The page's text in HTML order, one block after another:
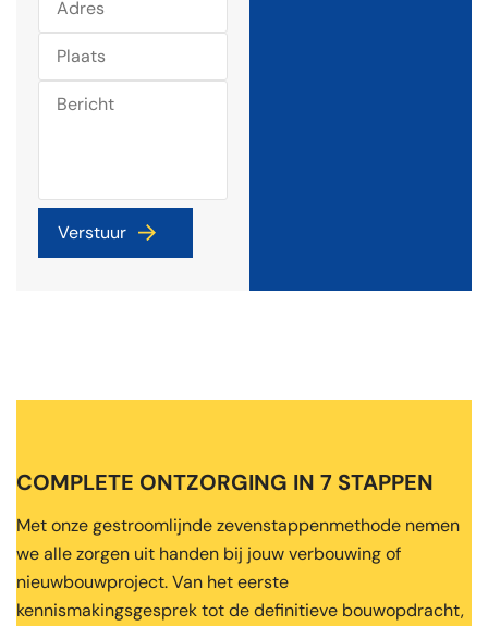
COMPLETE ONTZORGING IN 7 STAPPEN
Met onze gestroomlijnde zevenstappenmethode nemen
we alle zorgen uit handen bij jouw verbouwing of
nieuwbouwproject. Van het eerste
kennismakingsgesprek tot de definitieve bouwopdracht,